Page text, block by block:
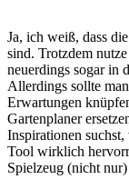
Ja, ich weiß, dass
sind. Trotzdem
neuerdings sogar in
Allerdings sollte
Erwartungen
Gartenplaner
Inspirationen
Tool wirklich
Spielzeug (nicht